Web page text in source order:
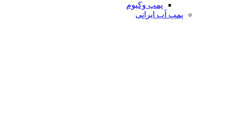
پمپ وکیوم
پمپ آب ایرانی